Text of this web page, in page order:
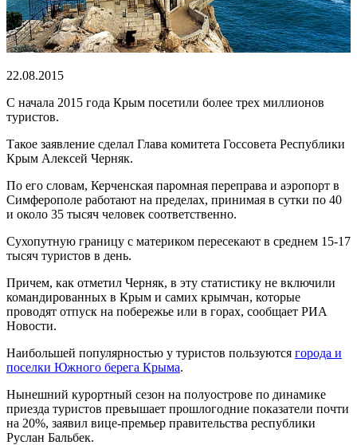
22.08.2015
С начала 2015 года Крым посетили более трех миллионов
туристов.
Такое заявление сделал Глава комитета Госсовета Республики
Крым Алексей Черняк.
По его словам, Керченская паромная переправа и аэропорт в
Симферополе работают на пределах, принимая в сутки по 40
и около 35 тысяч человек соответственно.
Сухопутную границу с материком пересекают в среднем 15-17
тысяч туристов в день.
Причем, как отметил Черняк, в эту статистику не включили
командированных в Крым и самих крымчан, которые
проводят отпуск на побережье или в горах, сообщает РИА
Новости.
Наибольшей популярностью у туристов пользуются города и
поселки Южного берега Крыма.
Нынешний курортный сезон на полуострове по динамике
приезда туристов превышает прошлогодние показатели почти
на 20%, заявил вице-премьер правительства республики
Руслан Бальбек.